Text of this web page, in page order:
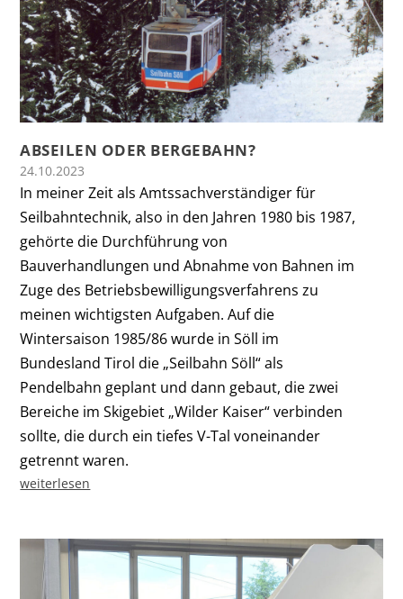
ABSEILEN ODER BERGEBAHN?
24.10.2023
In meiner Zeit als Amtssachverständiger für
Seilbahntechnik, also in den Jahren 1980 bis 1987,
gehörte die Durchführung von
Bauverhandlungen und Abnahme von Bahnen im
Zuge des Betriebsbewilligungsverfahrens zu
meinen wichtigsten Aufgaben. Auf die
Wintersaison 1985/86 wurde in Söll im
Bundesland Tirol die „Seilbahn Söll“ als
Pendelbahn geplant und dann gebaut, die zwei
Bereiche im Skigebiet „Wilder Kaiser“ verbinden
sollte, die durch ein tiefes V-Tal voneinander
getrennt waren.
weiterlesen